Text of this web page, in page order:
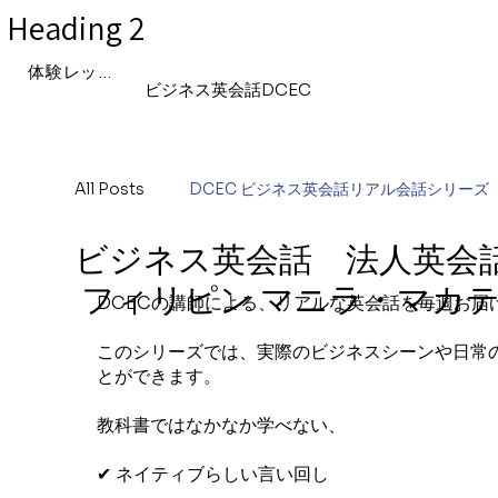
Heading 2
ビジネス英会話DCEC
体験レッスン申込み
All Posts DCEC ビジネス英会話リアル会話シリーズ
「世界を自分事にする英語」〜国際ニュースで考え
Hinataの「世界と私」リアルな日常ノート キ
DCECの講師による、リアルな英会話を毎週お届
このシリーズでは、実際のビジネスシーンや日
とができます。
教科書ではなかなか学べない、
✔ ネイティブらしい言い回し
ビジネス英会話 法人英会
フィリピン マニラ・マカ